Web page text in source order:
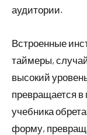
аудитории.
Встроенные
таймеры,
высокий
превращается в
учебника
форму,